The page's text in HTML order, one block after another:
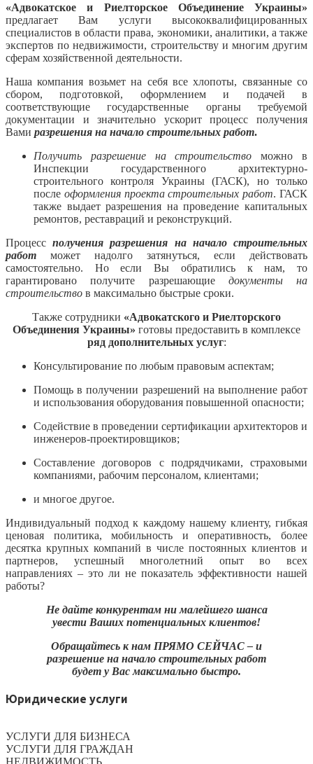
«Адвокатское и Риелторское Объединение Украины»
предлагает Вам услуги высококвалифицированных
специалистов в области права, экономики, аналитики, а также
экспертов по недвижимости, строительству и многим другим
сферам хозяйственной деятельности.
Наша компания возьмет на себя все хлопоты, связанные со
сбором, подготовкой, оформлением и подачей в
соответствующие государственные органы требуемой
документации и значительно ускорит процесс получения
Вами разрешения на начало строительных работ.
Получить разрешение на строительство можно в
Инспекции государственного архитектурно-
строительного контроля Украины (ГАСК), но только
после оформления проекта строительных работ. ГАСК
также выдает разрешения на проведение капитальных
ремонтов, реставраций и реконструкций.
Процессполучения разрешения на начало строительных
работ может надолго затянуться, если действовать
самостоятельно. Но если Вы обратились к нам, то
гарантировано получите разрешающие документы на
строительство в максимально быстрые сроки.
Также сотрудники «Адвокатского и Риелторского
Объединения Украины» готовы предоставить в комплексе
ряд дополнительных услуг:
Консультирование по любым правовым аспектам;
Помощь в получении разрешений на выполнение работ
и использования оборудования повышенной опасности;
Содействие в проведении сертификации архитекторов и
инженеров-проектировщиков;
Составление договоров с подрядчиками, страховыми
компаниями, рабочим персоналом, клиентами;
и многое другое.
Индивидуальный подход к каждому нашему клиенту, гибкая
ценовая политика, мобильность и оперативность, более
десятка крупных компаний в числе постоянных клиентов и
партнеров, успешный многолетний опыт во всех
направлениях – это ли не показатель эффективности нашей
работы?
Не дайте конкурентам ни малейшего шанса
увести Ваших потенциальных клиентов!
Обращайтесь к нам ПРЯМО СЕЙЧАС – и
разрешение на начало строительных работ
будет у Вас максимально быстро.
Юридические услуги
УСЛУГИ ДЛЯ БИЗНЕСА
УСЛУГИ ДЛЯ ГРАЖДАН